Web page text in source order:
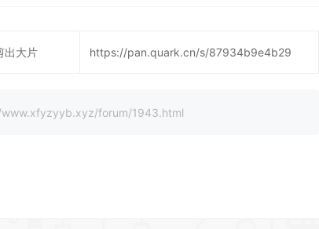
出大片 https://pan.quark.cn/s/87934b9e4b29
www.xfyzyyb.xyz/forum/1943.html